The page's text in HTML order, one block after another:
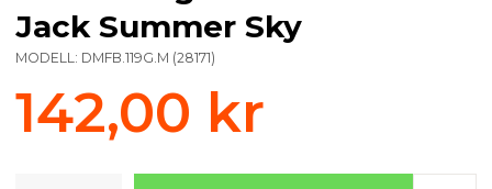
Jack Summer Sky
MODELL: DMFB.119G.M (28171)
142,00 kr